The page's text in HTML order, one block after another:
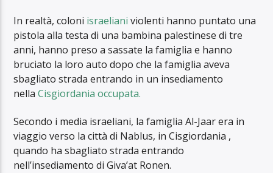
In realtà, coloni israeliani violenti hanno puntato una
pistola alla testa di una bambina palestinese di tre
anni, hanno preso a sassate la famiglia e hanno
bruciato la loro auto dopo che la famiglia aveva
sbagliato strada entrando in un insediamento
nellaCisgiordania occupata.
Secondo i media israeliani, la famiglia Al-Jaar era in
viaggio verso la città di Nablus, in Cisgiordania ,
quando ha sbagliato strada entrando
nell’insediamento di Giva’at Ronen.